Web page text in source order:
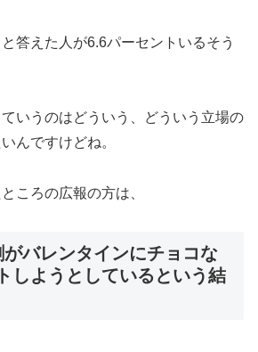
答えた人が6.6パーセントいるそう
いうのはどういう、どういう立場の
んですけどね。
ころの広報の方は、
バレンタインにチョコな
しようとしているという結